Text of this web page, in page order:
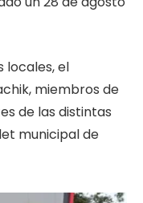
locales, el
miembros de
de las distintas
municipal de